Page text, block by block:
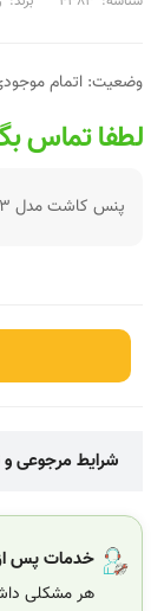
وضعیت: اتمام
لطفا تماس
پنس کاشت مدل p۲۶3 ساخته شده از آلیاژ استیل قابل استفاده در عمل های کاشت مو
شرایط مرجوعی و
خدمات پس
هر مشکلی